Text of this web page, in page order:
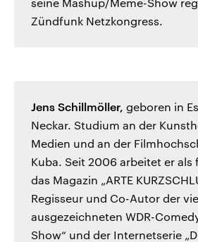
Zündfunk Netzkongress.
Jens Schillmöller, geboren in
Neckar. Studium an der
Medien und an der
Kuba. Seit 2006 arbeitet er
das Magazin „ARTE
Regisseur und Co-Autor der
ausgezeichneten WDR-
Show“ und der Internetserie